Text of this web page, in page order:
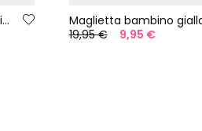
Costume da bagno bambino in tessuto riciclato blu
19,95 €
9,95 €